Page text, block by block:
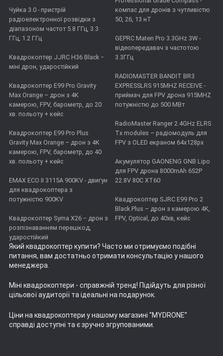
Чуйка 3.0 - пристрій
радіоелектронної розвідки з
діапазоном частот 5.8 ГГц, 3.3
ГГц, 1.2 ГГц
Квадрокоптер JJRC H36 Black −
міні дрон, ударостійкий
Квадрокоптер E99 Pro Gravity
Max Orange – дрон з 4K
камерою, FPV, барометр, до 20
хв. польоту + кейс
Квадрокоптер E99 Pro Plus
Gravity Max Orange – дрон з 4K
камерою, FPV, барометр, до 40
хв. польоту + кейс
EMAX ECO II 3115А 900KV - двигун
для квадрокоптера з
потужністю 900KV
Квадрокоптер Syma X26 − дрон з
розпізнаванням перешкод,
ударостійкий
компас для дронів з чутливістю
50, 26, 13 нТ
GEPRC Maten Pro 3.3GHz 3W -
відеопередавач з частотою
3.3ГГц
RADIOMASTER BANDIT BR3
EXPRESSLRS 915MHZ RECEIVE -
приймач для FPV дрона 915MHZ
потужністю до 500 МВт
RadioMaster Ranger 2.4GHz ELRS
Tx modules – радіомодуль для
FPV з OLED екраном 64x128px
Акумулятор GAONENG GNB Lipo
для FPV дрона 8000mAh 6S2P
22.8V 80C XT60
Квадрокоптер SJRC E99 Pro 2
Black Plus – дрон з камерою 4K,
FPV, Optical, до 40хв, кейс
Який квадрокоптер купити? Часто ми отримуємо подібні
питання, вам достатньо отримати консультацію у нашого
менеджера.
Міні квадрокоптери - справжній тренд! Підійдуть для різної
цільової аудиторії та ідеальні на подарунок.
Ціни на квадрокоптери у нашому магазині "MYDRONE”
справді доступні та є зручно згрупованими.